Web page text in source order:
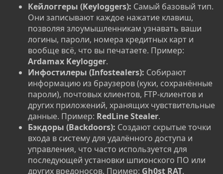
Кейлоггеры (Keyloggers): Самый базовый тип.
Они записывают каждое нажатие клавиш,
позволяя злоумышленникам узнавать ваши
логины, пароли, номера кредитных карт и
вообще всё, что вы печатаете. Пример:
Ardamax Keylogger.
Инфостилеры (Infostealers): Собирают
информацию из браузеров (куки, сохранённые
пароли), почтовых клиентов, FTP-клиентов и
других приложений, хранящих чувствительные
данные. Пример: RedLine Stealer.
Бэкдоры (Backdoors): Создают скрытые точки
входа в систему для удалённого доступа и
управления, что часто используется для
последующей установки шпионского ПО или
других вредоносов. Пример: Gh0st RAT.